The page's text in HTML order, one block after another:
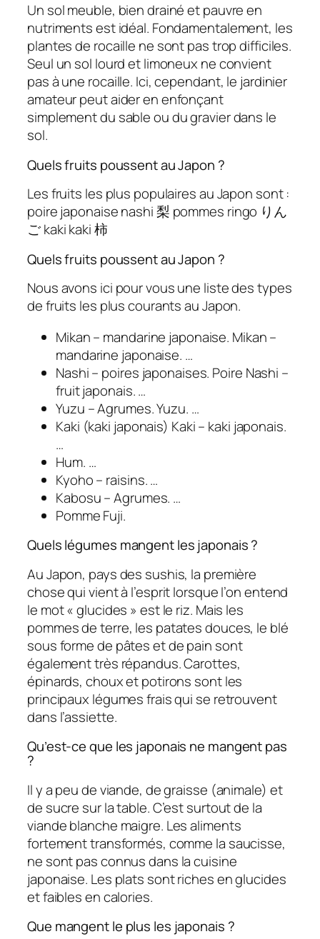
Un sol meuble, bien drainé et pauvre en
nutriments est idéal. Fondamentalement, les
plantes de rocaille ne sont pas trop difficiles.
Seul un sol lourd et limoneux ne convient
pas à une rocaille. Ici, cependant, le jardinier
amateur peut aider en enfonçant
simplement du sable ou du gravier dans le
sol.
Quels fruits poussent au Japon ?
Les fruits les plus populaires au Japon sont :
poire japonaise nashi 梨 pommes ringo りん
ご kaki kaki 柿
Quels fruits poussent au Japon ?
Nous avons ici pour vous une liste des types
de fruits les plus courants au Japon.
Mikan – mandarine japonaise. Mikan –
mandarine japonaise. …
Nashi – poires japonaises. Poire Nashi –
fruit japonais. …
Yuzu – Agrumes. Yuzu. …
Kaki (kaki japonais) Kaki – kaki japonais.
…
Hum. …
Kyoho – raisins. …
Kabosu – Agrumes. …
Pomme Fuji.
Quels légumes mangent les japonais ?
Au Japon, pays des sushis, la première
chose qui vient à l’esprit lorsque l’on entend
le mot « glucides » est le riz. Mais les
pommes de terre, les patates douces, le blé
sous forme de pâtes et de pain sont
également très répandus. Carottes,
épinards, choux et potirons sont les
principaux légumes frais qui se retrouvent
dans l’assiette.
Qu’est-ce que les japonais ne mangent pas
?
Il y a peu de viande, de graisse (animale) et
de sucre sur la table. C’est surtout de la
viande blanche maigre. Les aliments
fortement transformés, comme la saucisse,
ne sont pas connus dans la cuisine
japonaise. Les plats sont riches en glucides
et faibles en calories.
Que mangent le plus les japonais ?